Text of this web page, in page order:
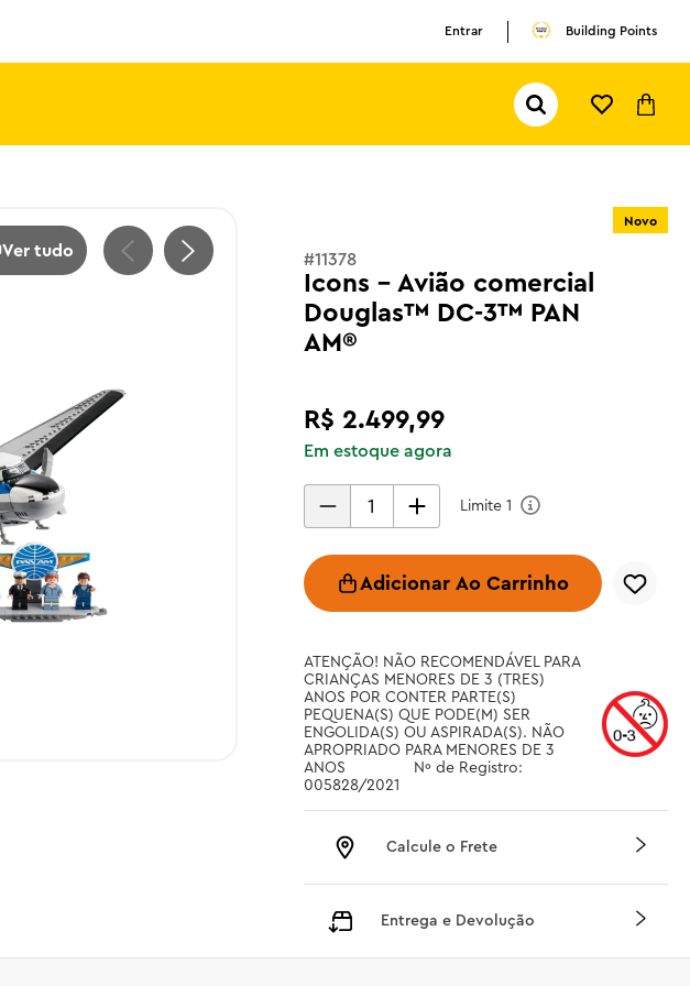
Entrar Building Points
Pesquisar...
Ver tudo
Novo
#11378
Icons - Avião comercial
Douglas™ DC-3™ PAN
AM®
R$ 2.499,99
Em estoque agora
Limite 1
Adicionar Ao Carrinho
ATENÇÃO! NÃO RECOMENDÁVEL PARA
CRIANÇAS MENORES DE 3 (TRES)
ANOS POR CONTER PARTE(S)
PEQUENA(S) QUE PODE(M) SER
ENGOLIDA(S) OU ASPIRADA(S). NÃO
APROPRIADO PARA MENORES DE 3
ANOS		 Nº de Registro:
005828/2021
Calcule o Frete
Entrega e Devolução
ferrari